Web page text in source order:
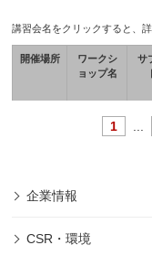
講習会名をクリックすると、
開催場所
ワークシ
ョップ名
サ
1
企業情報
CSR・環境